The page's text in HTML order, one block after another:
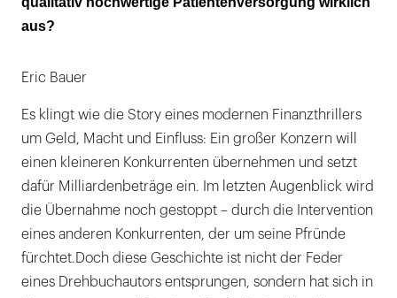
aus?
Eric Bauer
Es klingt wie die Story eines modernen Finanzthrillers
um Geld, Macht und Einfluss: Ein großer Konzern will
einen kleineren Konkurrenten übernehmen und setzt
dafür Milliardenbeträge ein. Im letzten Augenblick wird
die Übernahme noch gestoppt – durch die Intervention
eines anderen Konkurrenten, der um seine Pfründe
fürchtet.Doch diese Geschichte ist nicht der Feder
eines Drehbuchautors entsprungen, sondern hat sich in